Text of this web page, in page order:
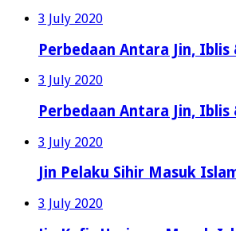
3 July 2020
Perbedaan Antara Jin, Iblis
3 July 2020
Perbedaan Antara Jin, Iblis
3 July 2020
Jin Pelaku Sihir Masuk
3 July 2020